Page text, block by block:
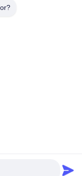
All Rights Reserved.